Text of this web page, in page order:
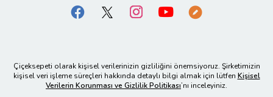
Çiçeksepeti olarak kişisel verilerinizin gizliliğini önemsiyoruz. Şirketimizin
kişisel veri işleme süreçleri hakkında detaylı bilgi almak için lütfen Kişisel
Verilerin Korunması ve Gizlilik Politikası’nı inceleyiniz.